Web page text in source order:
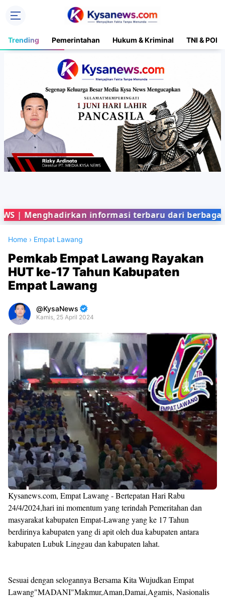
Trending Pemerintahan Hukum & Kriminal TNI &
informasi terbaru dari berbagai
Home › Empat Lawang
Pemkab Empat Lawang Rayakan
HUT ke-17 Tahun Kabupaten
Empat Lawang
KysaNews
Kamis, 25 April 2024
Premium
By
Raushan
Design
With
Shroff
Templates
Kysanews.com, Empat Lawang - Bertepatan Hari Rabu
24/4/2024,hari ini momentum yang terindah Pemeritahan dan
masyarakat kabupaten Empat-Lawang yang ke 17 Tahun
berdirinya kabupaten yang di apit oleh dua kabupaten antara
kabupaten Lubuk Linggau dan kabupaten lahat.
Sesuai dengan selogannya Bersama Kita Wujudkan Empat
Lawang"MADANI"Makmur,Aman,Damai,Agamis, Nasionalis